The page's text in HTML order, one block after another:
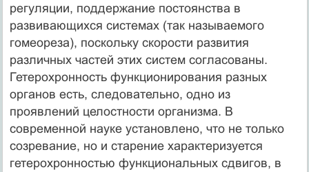
регуляции, поддержание постоянства в
развивающихся системах (так называемого
гомеореза), поскольку скорости развития
различных частей этих систем согласованы.
Гетерохронность функционирования разных
органов есть, следовательно, одно из
проявлений целостности организма. В
современной науке установлено, что не только
созревание, но и старение характеризуется
гетерохронностью функциональных сдвигов, в